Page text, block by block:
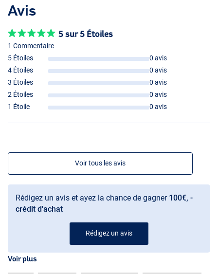
Avis
5 sur 5 Étoiles
1 Commentaire
5 Étoiles
0 avis
4 Étoiles
0 avis
3 Étoiles
0 avis
2 Étoiles
0 avis
1 Étoile
0 avis
Voir tous les avis
Rédigez un avis et ayez la chance de gagner 100€, -
crédit d'achat
Rédigez un avis
Voir plus